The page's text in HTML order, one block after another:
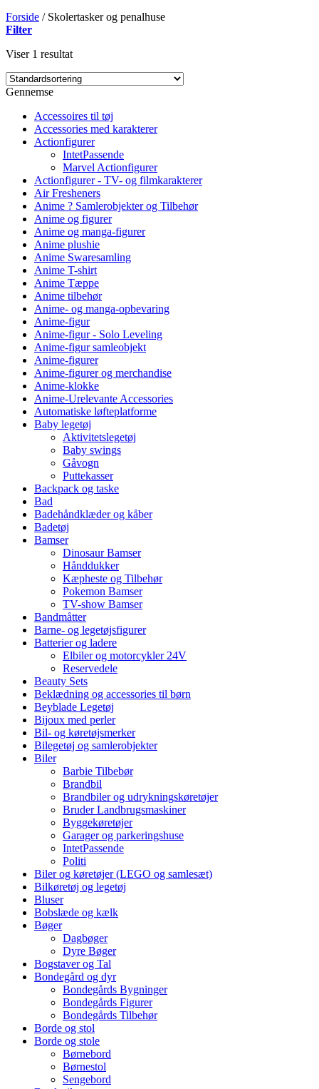
Forside /Skolertasker og penalhuse
Filter
Viser 1 resultat
Gennemse
Accessoires til tøj
Accessories med karakterer
Actionfigurer
IntetPassende
Marvel Actionfigurer
Actionfigurer - TV- og filmkarakterer
Air Fresheners
Anime ? Samlerobjekter og Tilbehør
Anime og figurer
Anime og manga-figurer
Anime plushie
Anime Swaresamling
Anime T-shirt
Anime Tæppe
Anime tilbehør
Anime- og manga-opbevaring
Anime-figur
Anime-figur - Solo Leveling
Anime-figur samleobjekt
Anime-figurer
Anime-figurer og merchandise
Anime-klokke
Anime-Urelevante Accessories
Automatiske løfteplatforme
Baby legetøj
Aktivitetslegetøj
Baby swings
Gåvogn
Puttekasser
Backpack og taske
Bad
Badehåndklæder og kåber
Badetøj
Bamser
Dinosaur Bamser
Hånddukker
Kæpheste og Tilbehør
Pokemon Bamser
TV-show Bamser
Bandmåtter
Barne- og legetøjsfigurer
Batterier og ladere
Elbiler og motorcykler 24V
Reservedele
Beauty Sets
Beklædning og accessories til børn
Beyblade Legetøj
Bijoux med perler
Bil- og køretøjsmerker
Bilegetøj og samlerobjekter
Biler
Barbie Tilbebør
Brandbil
Brandbiler og udrykningskøretøjer
Bruder Landbrugsmaskiner
Byggekøretøjer
Garager og parkeringshuse
IntetPassende
Politi
Biler og køretøjer (LEGO og samlesæt)
Bilkøretøj og legetøj
Bluser
Bobslæde og kælk
Bøger
Dagbøger
Dyre Bøger
Bogstaver og Tal
Bondegård og dyr
Bondegårds Bygninger
Bondegårds Figurer
Bondegårds Tilbehør
Borde og stol
Borde og stole
Børnebord
Børnestol
Sengebord